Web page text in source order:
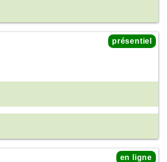
présentiel
en ligne